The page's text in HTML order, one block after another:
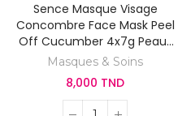
Sence Masque Visage
Concombre Face Mask Peel
Off Cucumber 4x7g Peaux
Normales
Masques & Soins
8,000 TND